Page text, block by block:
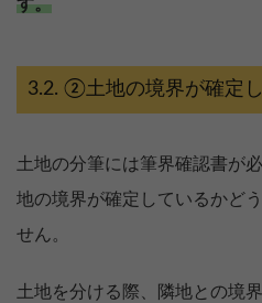
す。
②土地の境界が確定
土地の分筆には筆界確認書が
地の境界が確定しているかど
せん。
土地を分ける際、隣地との境